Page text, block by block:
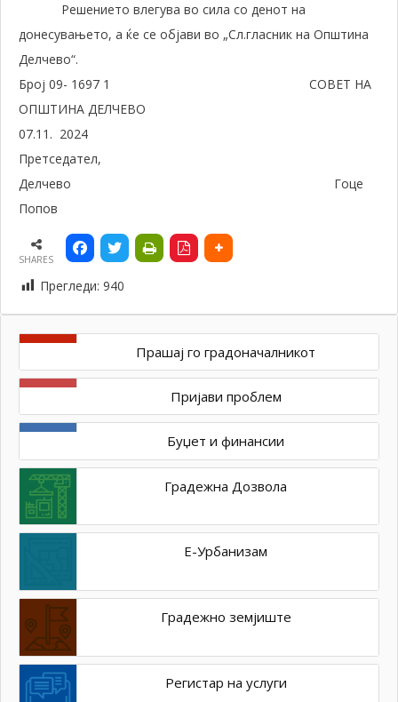
Решението влегува во сила со денот на
донесувањето, а ќе се објави во „Сл.гласник на Општина
Делчево“.
Број 09- 1697 1 СОВЕТ НА
ОПШТИНА ДЕЛЧЕВО
07.11. 2024
Претседател,
Делчево Гоце
Попов
SHARES
Прегледи: 940
Прашај го градоначалникот
Пријави проблем
Буџет и финансии
Градежна Дозвола
Е-Урбанизам
Градежно земјиште
Регистар на услуги